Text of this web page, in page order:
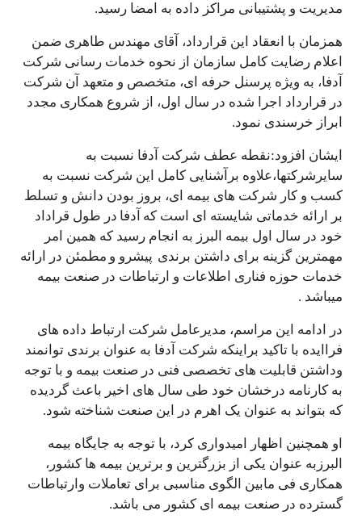
مدیریت و پشتیبانی مراکز داده به امضا رسید.
همزمان با انعقاد این قرارداد، آقای مهندس طاهری ضمن
اعلام رضایت کامل سازمان از نحوه خدمات رسانی شرکت
آدفا، به ویژه پرسنل حرفه ای، متخصص و متعهد آن شرکت
در قرارداد اجرا شده در سال اول، از شروع همکاری مجدد
ابراز خرسندی نمود.
ایشان افزود:نقطه عطف شرکت آدفا نسبت به
سایرشرکتها،علاوه برآشنایی کامل این شرکت نسبت به
کسب و کار شرکت های بیمه ای، بروز بودن دانش و تسلط
بر ارائه خدماتی شایسته ای است که آدفا در طول قراداد
خود در سال اول بیمه البرز به انجام رسید که همین امر
مهمترین گزینه برای داشتن برندی پیشرو و مطمئن در ارائه
خدمات حوزه فناری اطلاعات و ارتباطات در صنعت بیمه
میباشد .
در ادامه این مراسم، مدیرعامل شرکت ارتباط داده های
فراایده با تاکید براینکه شرکت آدفا به عنوان برندی توانمند
وداشتن قابلیت های تخصصی فنی در صنعت بیمه و با توجه
به کارنامه درخشان خود طی سال های اخیر باعث گردیده
که بتواند به عنوان یک اهرم در این صنعت شناخته شود.
او همچنین اظهار امیدواری کرد، با توجه به جایگاه بیمه
البرزبه عنوان یکی از بزرگترین و برترین بیمه ها کشور،
همکاری فی مابین الگوی مناسبی برای تعاملات وارتباطات
گسترده در صنعت بیمه ای کشور می باشد.